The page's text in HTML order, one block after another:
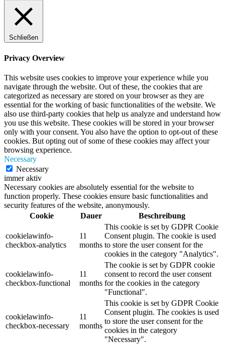
Schließen
Privacy Overview
This website uses cookies to improve your experience while you
navigate through the website. Out of these, the cookies that are
categorized as necessary are stored on your browser as they are
essential for the working of basic functionalities of the website. We
also use third-party cookies that help us analyze and understand how
you use this website. These cookies will be stored in your browser
only with your consent. You also have the option to opt-out of these
cookies. But opting out of some of these cookies may affect your
browsing experience.
Necessary
Necessary
immer aktiv
Necessary cookies are absolutely essential for the website to
function properly. These cookies ensure basic functionalities and
security features of the website, anonymously.
Cookie
Dauer Beschreibung
cookielawinfo-
checkbox-analytics
11
months
This cookie is set by GDPR Cookie
Consent plugin. The cookie is used
to store the user consent for the
cookies in the category "Analytics".
cookielawinfo-
checkbox-functional
11
months
The cookie is set by GDPR cookie
consent to record the user consent
for the cookies in the category
"Functional".
cookielawinfo-
checkbox-necessary
11
months
This cookie is set by GDPR Cookie
Consent plugin. The cookies is used
to store the user consent for the
cookies in the category
"Necessary".